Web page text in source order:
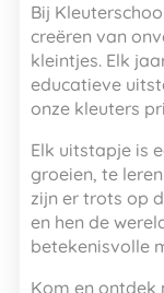
Bij
creëren van
kleintjes. Elk
educatieve
onze kleuters
Elk uitstapje is
groeien, te
zijn er trots op
en hen de
betekenisvolle
Kom en ontdek